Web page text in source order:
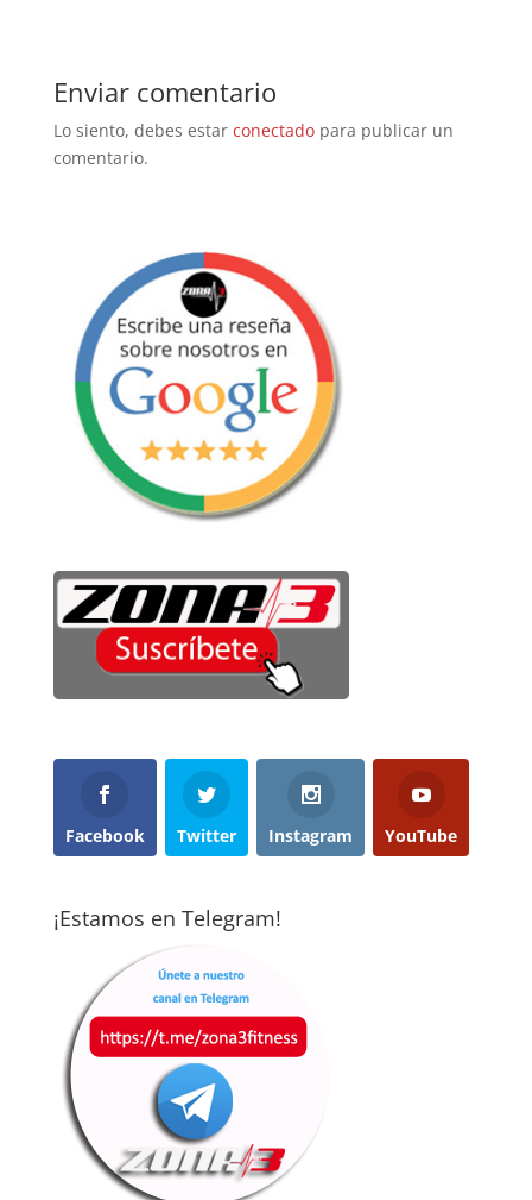
Enviar comentario
Lo siento, debes estar conectadopara publicar un
comentario.
Facebook Twitter Instagram YouTube
¡Estamos en Telegram!